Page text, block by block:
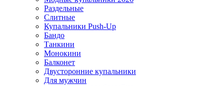
Раздельные
Слитные
Купальники Push-Up
Бандо
Танкини
Монокини
Балконет
Двусторонние купальники
Для мужчин